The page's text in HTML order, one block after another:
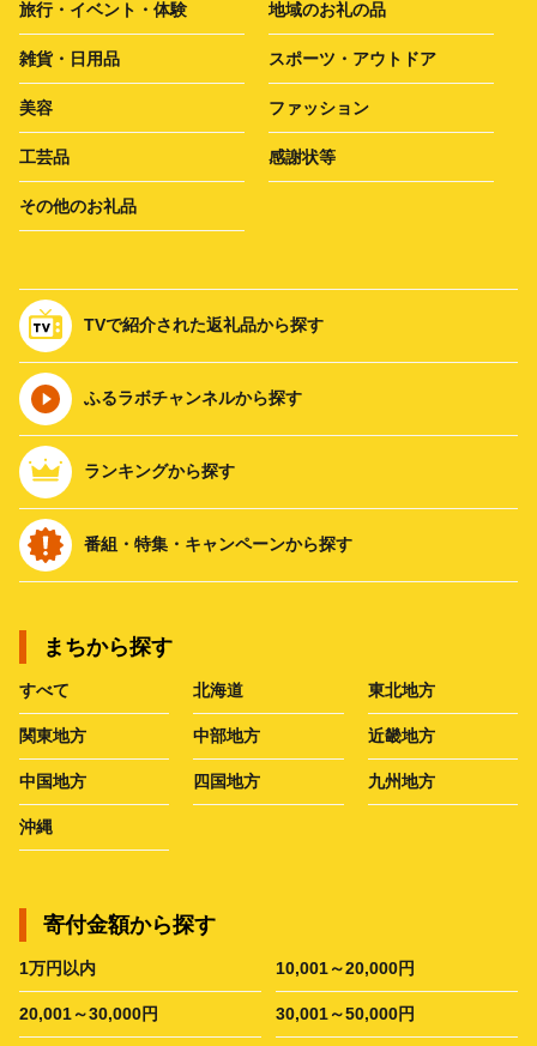
旅行・イベント・体験 地域のお礼の品
雑貨・日用品 スポーツ・アウトドア
美容 ファッション
工芸品 感謝状等
その他のお礼品
TVで紹介された返礼品から探す
ふるラボチャンネルから探す
ランキングから探す
番組・特集・キャンペーンから探す
まちから探す
すべて 北海道 東北地方
関東地方 中部地方 近畿地方
中国地方 四国地方 九州地方
沖縄
寄付金額から探す
1万円以内 10,001～20,000円
20,001～30,000円 30,001～50,000円